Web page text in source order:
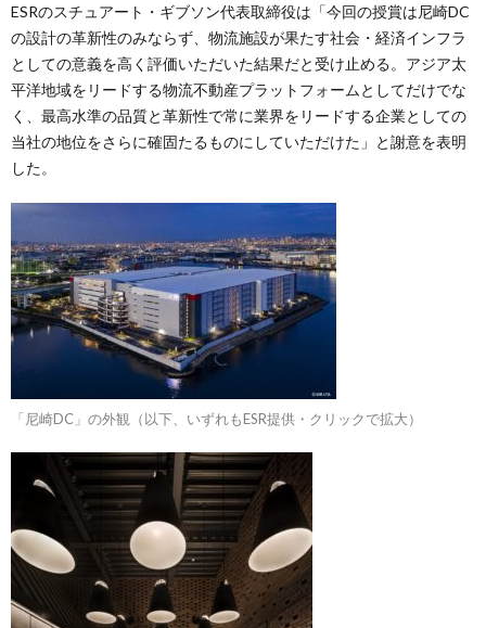
ESRのスチュアート・ギブソン代表取締役は「今回の授賞は尼崎DC
の設計の革新性のみならず、物流施設が果たす社会・経済インフラ
としての意義を高く評価いただいた結果だと受け止める。アジア太
平洋地域をリードする物流不動産プラットフォームとしてだけでな
く、最高水準の品質と革新性で常に業界をリードする企業としての
当社の地位をさらに確固たるものにしていただけた」と謝意を表明
した。
「尼崎DC」の外観（以下、いずれもESR提供・クリックで拡大）